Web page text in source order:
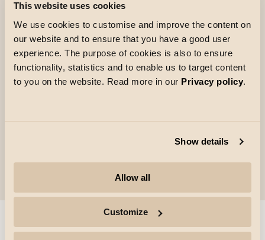
This website uses cookies
We use cookies to customise and improve the content on
our website and to ensure that you have a good user
experience. The purpose of cookies is also to ensure
functionality, statistics and to enable us to target content
to you on the website. Read more in our Privacy policy.
Show details
Allow all
Customize
utomhus och inomhus. Integrerat LED-chip,
dimbar med fasdimning.
Callisto Wall Square är enkel att installera, och
den har direkt 230V med skruvlös kopplingsplint,
tre in-/utgångar för kablar, samt möjlighet till
Hoppa till